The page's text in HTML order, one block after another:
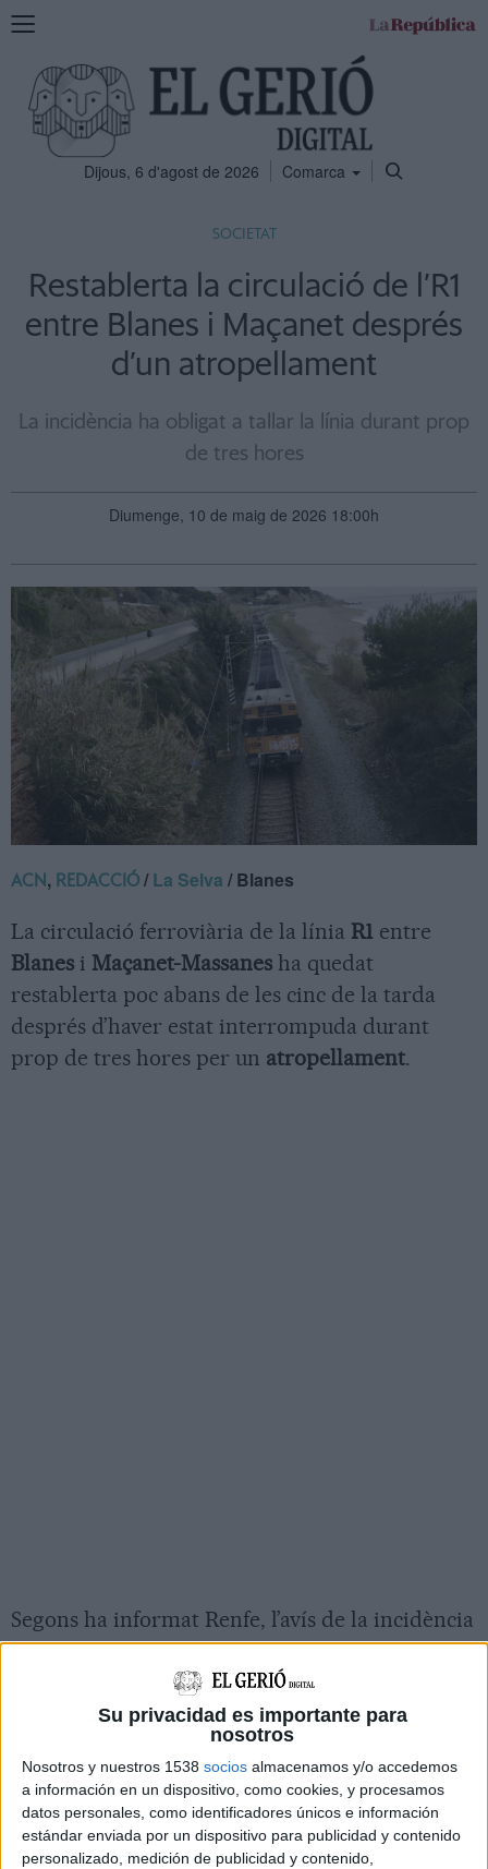
Su privacidad es importante para
nosotros
Nosotros y nuestros 1538 socios almacenamos y/o accedemos
a información en un dispositivo, como cookies, y procesamos
datos personales, como identificadores únicos e información
estándar enviada por un dispositivo para publicidad y contenido
personalizado, medición de publicidad y contenido,
Mostra
navegació
Dijous, 6 d'agost de 2026 Comarca
SOCIETAT
Restablerta la circulació de l’R1
entre Blanes i Maçanet després
d’un atropellament
La incidència ha obligat a tallar la línia durant prop
de tres hores
Diumenge, 10 de maig de 2026 18:00h
ACN, REDACCIÓ /La Selva / Blanes
La circulació ferroviària de la línia R1 entre
Blanes i Maçanet-Massanes ha quedat
restablerta poc abans de les cinc de la tarda
després d’haver estat interrompuda durant
prop de tres hores per un atropellament.
Segons ha informat Renfe, l’avís de la incidència
s’ha rebut cap a les 13.50 hores i la circulació ha
quedat tallada al voltant de les dues de la tarda.
A conseqüència de l’accident, s’ha habilitat un
servei alternatiu per carretera entre les
estacions afectades per garantir la mobilitat
dels viatgers.
Durant l’afectació, elsBombers de la Generalitat